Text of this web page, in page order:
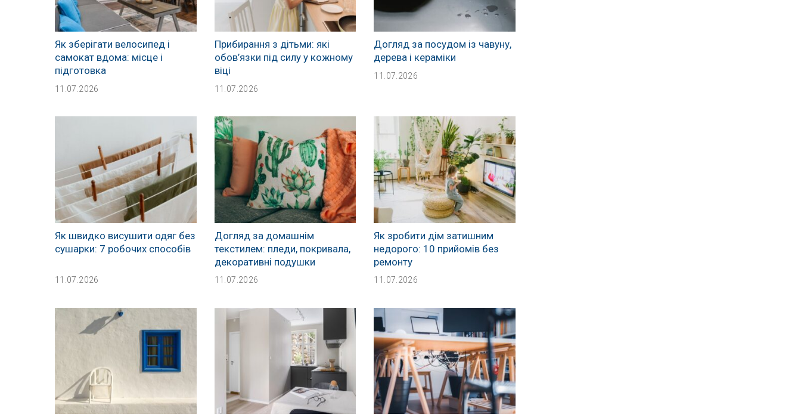
Як зберігати велосипед і
самокат вдома: місце і
підготовка
11.07.2026
Прибирання з дітьми: які
обов’язки під силу у кожному
віці
11.07.2026
Догляд за посудом із чавуну,
дерева і кераміки
11.07.2026
Як швидко висушити одяг без
сушарки: 7 робочих способів
11.07.2026
Догляд за домашнім
текстилем: пледи, покривала,
декоративні подушки
11.07.2026
Як зробити дім затишним
недорого: 10 прийомів без
ремонту
11.07.2026